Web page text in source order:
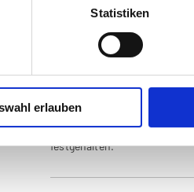
Statistiken
erlauben
1. Auflage 2001. 80 Seiten
ISBN 90-288-6677-9
In der Damals-Reihe des
80 typische aber auch
Fotografien und
ausgewählt. In den
festgehalten.